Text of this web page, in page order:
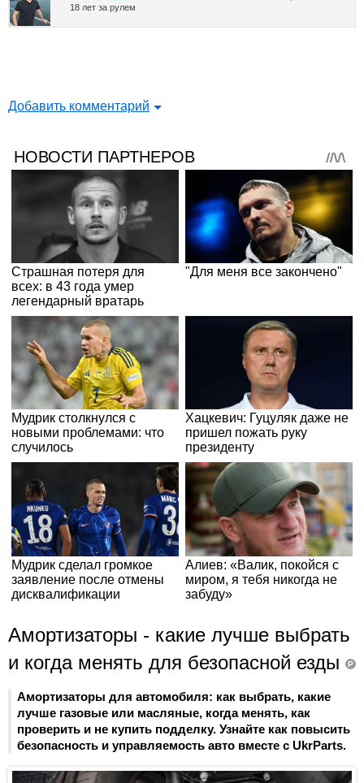
18 лет за рулем
Добавить комментарий
Амортизаторы - какие лучше выбрать
и когда менять для безопасной езды
P
Амортизаторы для автомобиля: как выбрать, какие
лучше газовые или масляные, когда менять, как
проверить и не купить подделку. Узнайте как повысить
безопасность и управляемость авто вместе с UkrParts.